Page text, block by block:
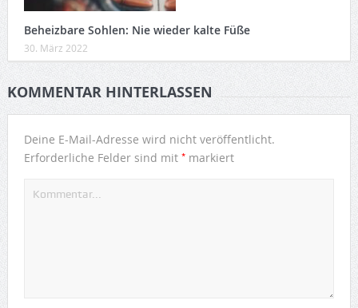
Beheizbare Sohlen: Nie wieder kalte Füße
30. März 2022
KOMMENTAR HINTERLASSEN
Deine E-Mail-Adresse wird nicht veröffentlicht.
Erforderliche Felder sind mit *markiert